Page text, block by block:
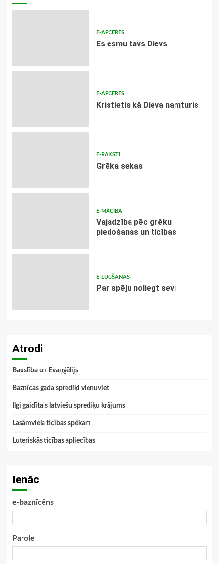
E-APCERES
Es esmu tavs Dievs
E-APCERES
Kristietis kā Dieva namturis
E-RAKSTI
Grēka sekas
E-MĀCĪBA
Vajadzība pēc grēku
piedošanas un ticības
E-LŪGŠANAS
Par spēju noliegt sevi
Atrodi
Bauslība un Evaņģēlijs
Baznīcas gada sprediķi vienuviet
Ilgi gaidītais latviešu sprediķu krājums
Lasāmviela ticības spēkam
Luteriskās ticības apliecības
Ienāc
e-baznīcēns
Parole